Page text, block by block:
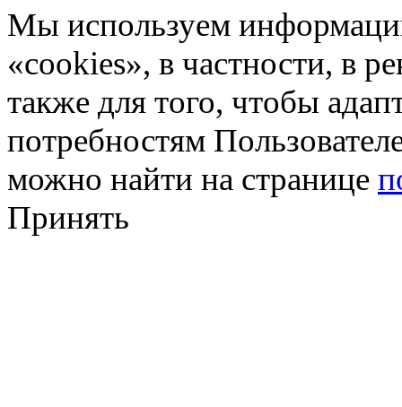
Мы используем
«cookies», в частности, в
также для того, чтобы
потребностям
можно найти на странице
Принять